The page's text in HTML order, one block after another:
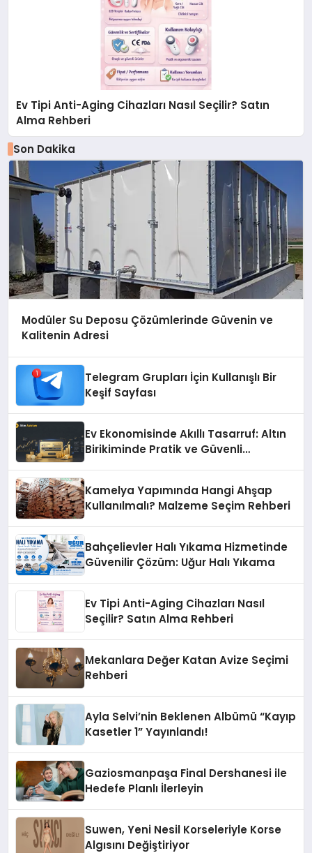
Ev Tipi Anti-Aging Cihazları Nasıl Seçilir? Satın
Alma Rehberi
Son Dakika
Modüler Su Deposu Çözümlerinde Güvenin ve
Kalitenin Adresi
Telegram Grupları İçin Kullanışlı Bir
Keşif Sayfası
Ev Ekonomisinde Akıllı Tasarruf: Altın
Birikiminde Pratik ve Güvenli
Kamelya Yapımında Hangi Ahşap
Kullanılmalı? Malzeme Seçim Rehberi
Bahçelievler Halı Yıkama Hizmetinde
Güvenilir Çözüm: Uğur Halı Yıkama
Ev Tipi Anti-Aging Cihazları Nasıl
Seçilir? Satın Alma Rehberi
Mekanlara Değer Katan Avize Seçimi
Rehberi
Ayla Selvi’nin Beklenen Albümü “Kayıp
Kasetler 1” Yayınlandı!
Gaziosmanpaşa Final Dershanesi ile
Hedefe Planlı İlerleyin
Suwen, Yeni Nesil Korseleriyle Korse
Algısını Değiştiriyor